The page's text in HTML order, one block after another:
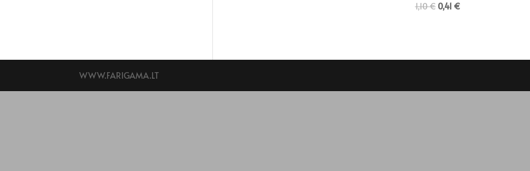
1,10€0,41 €
WWW.FARIGAMA.LT